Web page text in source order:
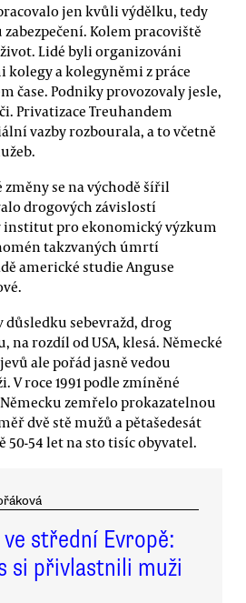
jen kvůli výdělku, tedy
Kolem pracoviště
Lidé byli organizováni
kolegy a kolegyněmi z práce
čase. Podniky provozovaly jesle,
Privatizace Treuhandem
vazby rozbourala, a to včetně
se na východě šířil
drogových závislostí
institut pro ekonomický výzkum
takzvaných úmrtí
americké studie Anguse
sebevražd, drog
na rozdíl od USA, klesá. Německé
ale pořád jasně vedou
V roce 1991 podle zmíněné
zemřelo prokazatelnou
dvě stě mužů a pětašedesát
50-54 let na sto tisíc obyvatel.
střední Evropě:
si přivlastnili muži